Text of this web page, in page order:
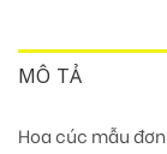
MÔ TẢ
Hoa cúc mẫu